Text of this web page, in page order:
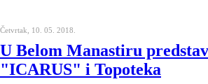
Četvrtak, 10. 05. 2018.
U Belom Manastiru
"ICARUS" i Topoteka